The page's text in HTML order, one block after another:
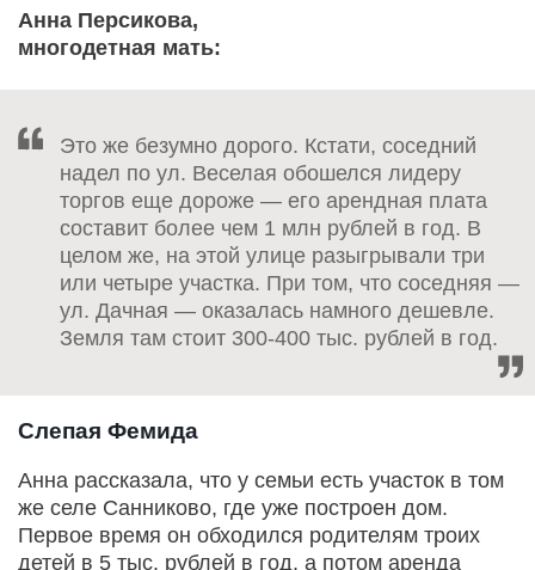
Анна Персикова,
многодетная мать:
Это же безумно дорого. Кстати, соседний
надел по ул. Веселая обошелся лидеру
торгов еще дороже — его арендная плата
составит более чем 1 млн рублей в год. В
целом же, на этой улице разыгрывали три
или четыре участка. При том, что соседняя —
ул. Дачная — оказалась намного дешевле.
Земля там стоит 300-400 тыс. рублей в год.
Слепая Фемида
Анна рассказала, что у семьи есть участок в том
же селе Санниково, где уже построен дом.
Первое время он обходился родителям троих
детей в 5 тыс. рублей в год, а потом аренда